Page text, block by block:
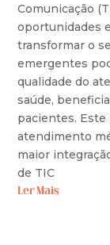
Comunicação
oportunidades
transformar o
emergentes
qualidade do
saúde,
pacientes. Este
atendimento
maior
de TIC
Ler Mais